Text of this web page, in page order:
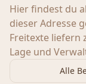
Hier findest du
dieser Adresse
Freitexte liefern
Lage und
Alle